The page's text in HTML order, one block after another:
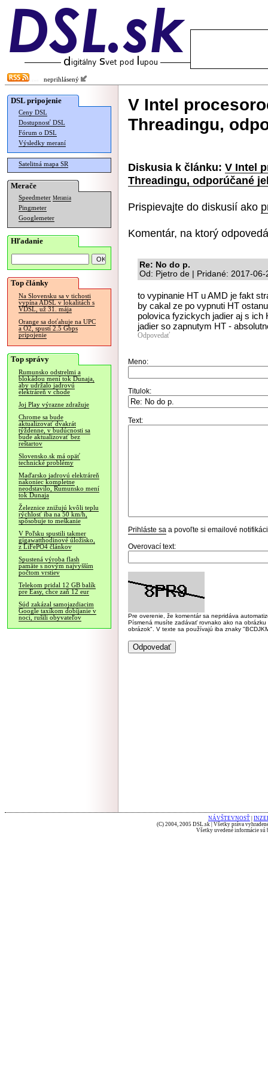
neprihlásený
DSL pripojenie
Ceny DSL
Dostupnosť DSL
Fórum o DSL
Výsledky meraní
Satelitná mapa SR
Merače
Speedmeter Merania
Pingmeter
Googlemeter
Hľadanie
Top články
Na Slovensku sa v tichosti
vypína ADSL v lokalitách s
VDSL, už 31. mája
Orange sa doťahuje na UPC
a O2, spustí 2.5 Gbps
pripojenie
Top správy
Rumunsko odstrelmi a
blokádou mení tok Dunaja,
aby udržalo jadrovú
elektráreň v chode
Joj Play výrazne zdražuje
Chrome sa bude
aktualizovať dvakrát
týždenne, v budúcnosti sa
bude aktualizovať bez
reštartov
Slovensko.sk má opäť
technické problémy
Maďarsko jadrovú elektráreň
nakoniec kompletne
neodstavilo, Rumunsko mení
tok Dunaja
Železnice znižujú kvôli teplu
rýchlosť iba na 50 km/h,
spôsobuje to meškanie
V Poľsku spustili takmer
gigawatthodinové úložisko,
z LiFePO4 článkov
Spustená výroba flash
pamäte s novým najvyšším
počtom vrstiev
Telekom pridal 12 GB balík
pre Easy, chce zaň 12 eur
Súd zakázal samojazdiacim
Google taxíkom dobíjanie v
noci, rušili obyvateľov
V Intel
Threadingu,
Diskusia k článku: V Intel
Threadingu, odporúčané
Prispievajte do diskusií ako
Komentár, na ktorý
Re: No do p.
Od: Pjetro de | Pridané: 2017-
to vypinanie HT u AMD je fakt
by cakal ze po vypnuti HT
polovica fyzickych jadier aj s
jadier so zapnutym HT -
Odpovedať
Meno:
Titulok:
Text:
Prihláste sa a povoľte si emailové
Overovací text:
Pre overenie, že komentár sa nepridáva
Písmená musíte zadávať rovnako ako na
obrázok". V texte sa používajú iba znaky
NÁVŠTEVNOSŤ
(C) 2004, 2005 DSL.sk | Všetky práva
Všetky uvedené informácie sú